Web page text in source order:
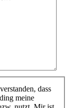
dass
meine